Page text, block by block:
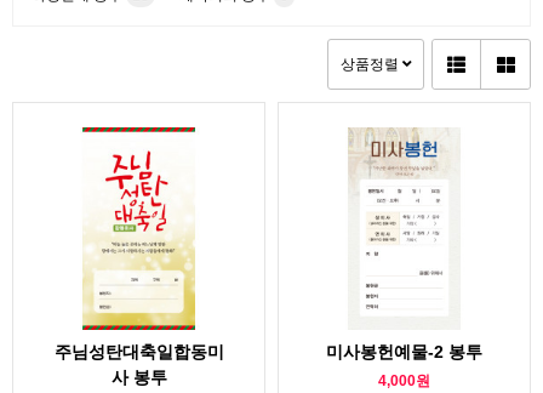
상품정렬
주님성탄대축일합동미
사 봉투
미사봉헌예물-2 봉투
4,000원